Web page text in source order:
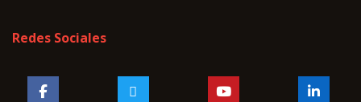
Redes Sociales